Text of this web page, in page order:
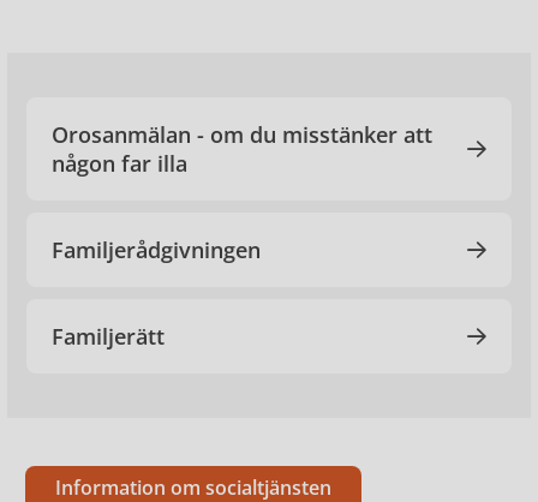
Orosanmälan - om du misstänker att
någon far illa
Familjerådgivningen
Familjerätt
Information om socialtjänsten